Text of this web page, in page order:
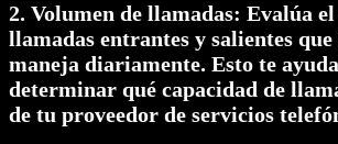
2. Volumen de llamadas: Evalúa
llamadas entrantes y salientes
maneja diariamente. Esto te
determinar qué capacidad de
de tu proveedor de servicios